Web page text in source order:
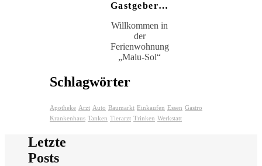
Gastgeber…
Willkommen in
der
Ferienwohnung
„Malu-Sol“
Schlagwörter
Apotheke Arzt Auto Baumarkt Einkaufen Essen Gastro
Krankenhaus Tanken Tierarzt Trinken Werkstatt
Letzte
Posts